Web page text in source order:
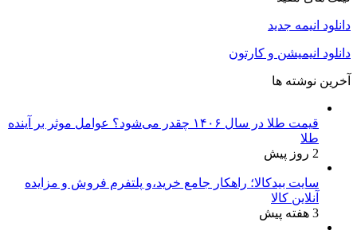
دانلود انیمه جدید
دانلود انیمیشن و کارتون
آخرین نوشته ها
قیمت طلا در سال ۱۴۰۶ چقدر می‌شود؟ عوامل موثر بر آینده
طلا
2 روز پیش
سایت بیدکالا؛ راهکار جامع خرید،و پلتفرم فروش و مزایده
آنلاین کالا
3 هفته پیش